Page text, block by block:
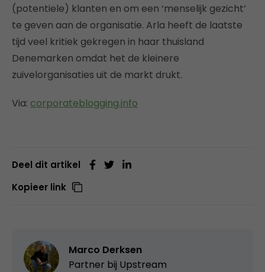
(potentiele) klanten en om een ‘menselijk gezicht’
te geven aan de organisatie. Arla heeft de laatste
tijd veel kritiek gekregen in haar thuisland
Denemarken omdat het de kleinere
zuivelorganisaties uit de markt drukt.
Via: corporateblogging.info
Deel dit artikel
Kopieer link
Marco Derksen
Partner bij Upstream